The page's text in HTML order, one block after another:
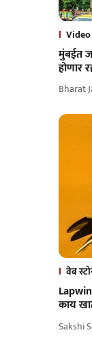
Video
मुंबईत
होणार
Bharat
वेब
काय
Sakshi